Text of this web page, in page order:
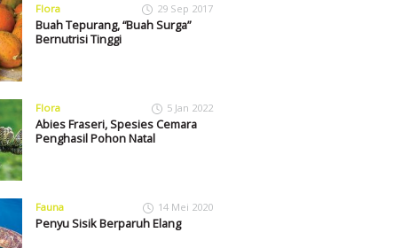
Flora 29 Sep 2017
Buah Tepurang, “Buah Surga”
Bernutrisi Tinggi
Flora 5 Jan 2022
Abies Fraseri, Spesies Cemara
Penghasil Pohon Natal
Fauna 14 Mei 2020
Penyu Sisik Berparuh Elang